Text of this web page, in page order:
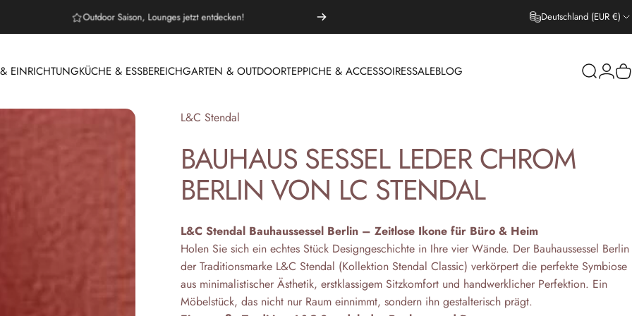
Outdoor Saison, Lounges jetzt entdecken! Deutschland (EUR €)
EINRICHTUNGKÜCHE & ESSBEREICHGARTEN & OUTDOORTEPPICHE & ACCESSOIRESSALEBLOG SucheLogin
Anbieter:
L&C Stendal
BAUHAUS SESSEL LEDER CHROM
BERLIN VON LC STENDAL
L&C Stendal Bauhaussessel Berlin – Zeitlose Ikone für Büro & Heim
Holen Sie sich ein echtes Stück Designgeschichte in Ihre vier Wände. Der Bauhaussessel Berlin
der Traditionsmarke L&C Stendal (Kollektion Stendal Classic) verkörpert die perfekte Symbiose
aus minimalistischer Ästhetik, erstklassigem Sitzkomfort und handwerklicher Perfektion. Ein
Möbelstück, das nicht nur Raum einnimmt, sondern ihn gestalterisch prägt.